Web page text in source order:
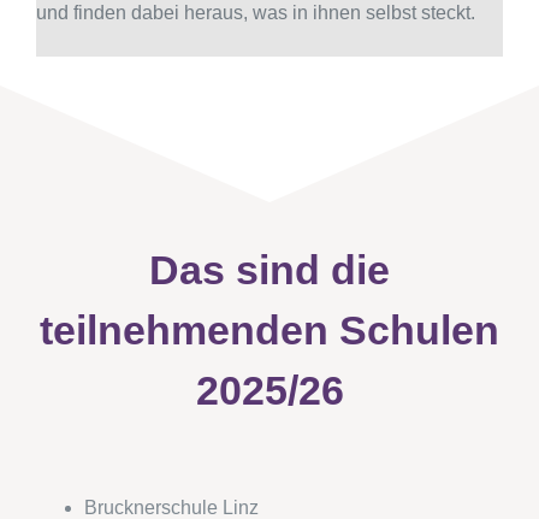
und finden dabei heraus, was in ihnen selbst steckt.
Das sind die
teilnehmenden Schulen
2025/26
Brucknerschule Linz